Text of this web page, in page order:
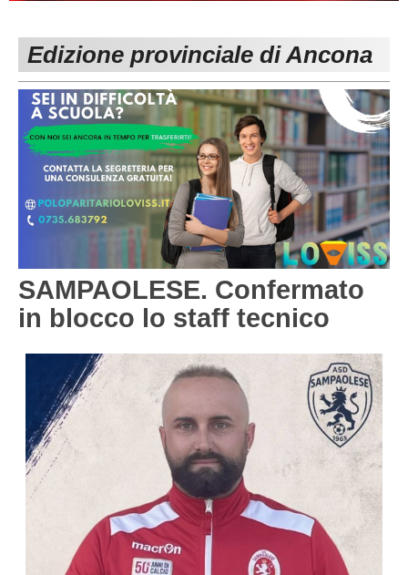
Carica la tua Rosa
1^ CATEGORIA
2^ CATEGORIA
3^ CATEGORIA
GIOVANILI
Edizione provinciale di Ancona
SAMPAOLESE. Confermato
in blocco lo staff tecnico